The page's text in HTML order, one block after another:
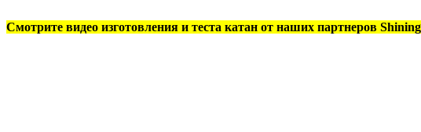
Смотрите видео изготовления и теста катан от наших партнеров